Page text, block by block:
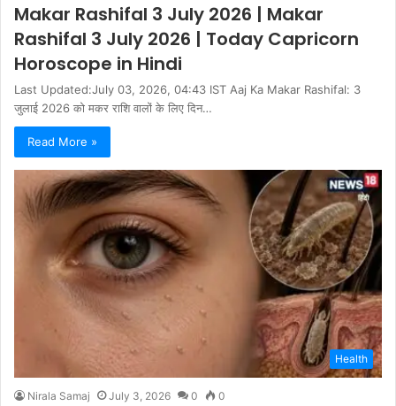
Makar Rashifal 3 July 2026 | Makar
Rashifal 3 July 2026 | Today Capricorn
Horoscope in Hindi
Last Updated:July 03, 2026, 04:43 IST Aaj Ka Makar Rashifal: 3
जुलाई 2026 को मकर राशि वालों के लिए दिन…
Read More »
Health
Nirala Samaj July 3, 2026 0 0